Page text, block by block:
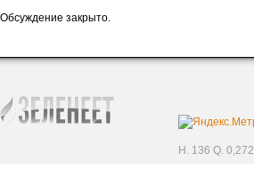
Обсуждение закрыто.
H. 136 Q. 0,272